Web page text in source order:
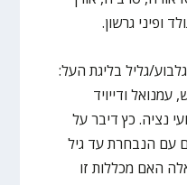
ופיני גרשון.
גליל בליגת העל:
עמנואל ודייויד
נציה. כץ דיבר על
עם הנבחרת עד גיל
האם מכללות זו